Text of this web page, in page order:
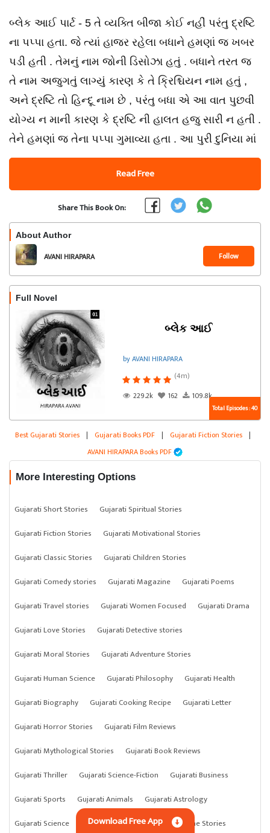
બ્લેક આઈ પાર્ટ - 5 તે વ્યક્તિ બીજા કોઈ નહીં પરંતુ દ્રષ્ટિ
ના પપ્પા હતા. જે ત્યાં હાજર રહેલા બધાને હમણાં જ ખબર
પડી હતી . તેમનું નામ જોની ડિસોઝા હતું . બધાને તરત જ
તે નામ અજુગતું લાગ્યું કારણ કે તે ક્રિશ્ચિયન નામ હતું ,
અને દ્રષ્ટિ તો હિન્દૂ નામ છે , પરંતુ બધા એ આ વાત પુછવી
યોગ્ય ન માની કારણ કે દ્રષ્ટિ ની હાલત હજુ સારી ન હતી .
તેને હમણાં જ તેના પપ્પા ગુમાવ્યા હતા . આ પુરી દુનિયા માં
Read Free
Share This Book On:
About Author
AVANI HIRAPARA Follow
Full Novel
બ્લેક આઈ
by AVANI HIRAPARA
(4m)
229.2k
162 109.8k
Total Episodes : 40
Best Gujarati Stories | Gujarati Books PDF | Gujarati Fiction Stories |
AVANI HIRAPARA Books PDF
More Interesting Options
Gujarati Short Stories
Gujarati Spiritual Stories
Gujarati Fiction Stories
Gujarati Motivational Stories
Gujarati Classic Stories
Gujarati Children Stories
Gujarati Comedy stories
Gujarati Magazine
Gujarati Poems
Gujarati Travel stories
Gujarati Women Focused
Gujarati Drama
Gujarati Love Stories
Gujarati Detective stories
Gujarati Moral Stories
Gujarati Adventure Stories
Gujarati Human Science
Gujarati Philosophy
Gujarati Health
Gujarati Biography
Gujarati Cooking Recipe
Gujarati Letter
Gujarati Horror Stories
Gujarati Film Reviews
Gujarati Mythological Stories
Gujarati Book Reviews
Gujarati Thriller
Gujarati Science-Fiction
Gujarati Business
Gujarati Sports
Gujarati Animals
Gujarati Astrology
Gujarati Science
Gujarati Anything Gujarati Crime Stories
Download Free App